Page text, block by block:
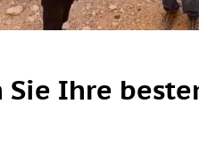
Sie Ihre